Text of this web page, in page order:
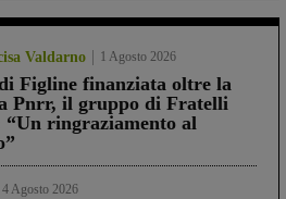
Valdarno 1 Agosto 2026
Figline finanziata oltre la
Pnrr, il gruppo di Fratelli
“Un ringraziamento al
4 Agosto 2026